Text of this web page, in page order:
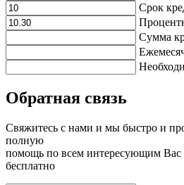
Срок
Сумма
Обратная связь
Свяжитесь с нами и мы быстро и
полную
помощь по всем интересующим Вас
бесплатно